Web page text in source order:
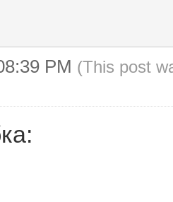
PM (This post